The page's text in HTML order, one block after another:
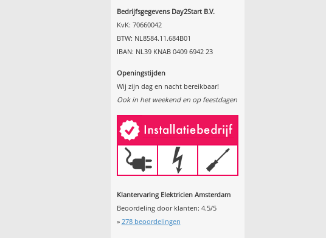
Bedrijfsgegevens Day2Start B.V.
KvK: 70660042
BTW: NL8584.11.684B01
IBAN: NL39 KNAB 0409 6942 23
Openingstijden
Wij zijn dag en nacht bereikbaar!
Ook in het weekend en op feestdagen
Klantervaring Elektricien Amsterdam
Beoordeling door klanten: 4.5/5
» 278beoordelingen